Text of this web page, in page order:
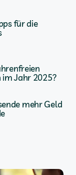
für die
Jahr 2025?
mehr Geld